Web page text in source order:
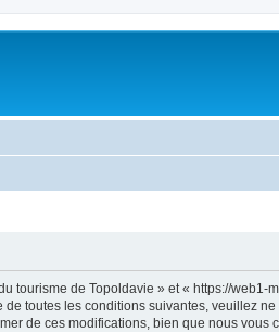
tourisme de Topoldavie » et « https://
toutes les conditions suivantes, veuillez
de ces modifications, bien que nous